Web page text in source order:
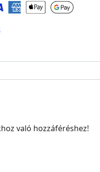
való hozzáféréshez!